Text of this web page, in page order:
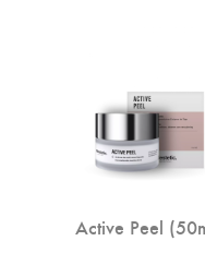
Active Peel